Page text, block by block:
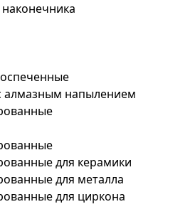
алмазным напылением
для керамики
для металла
для циркона